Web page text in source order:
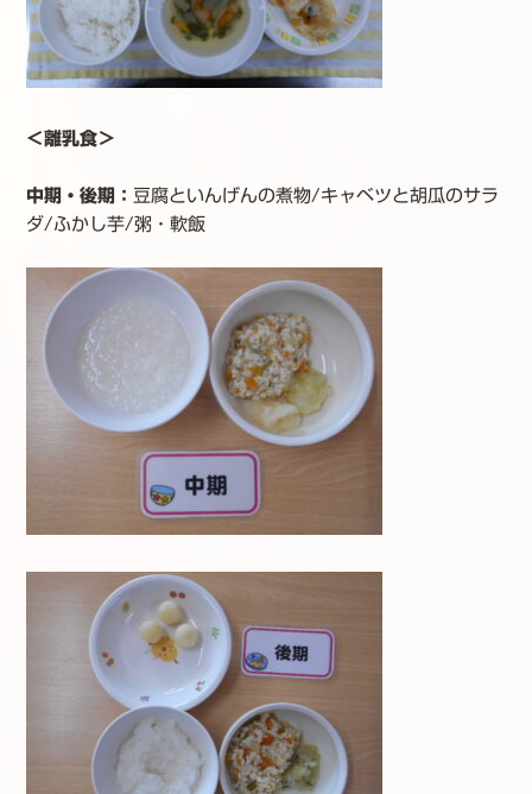
＜離乳食＞
中期・後期 ： 豆腐といんげんの煮物/キャベツと胡瓜のサラ
ダ/ふかし芋/粥・軟飯